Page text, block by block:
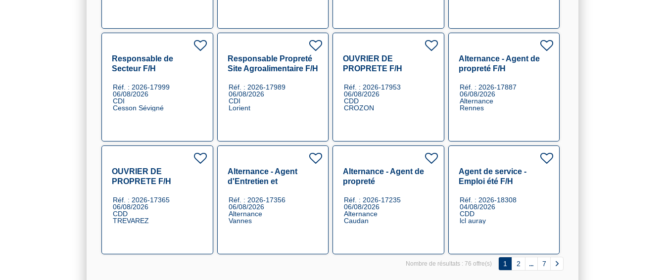
Responsable de
Secteur F/H
Réf. : 2026-17999
06/08/2026
CDI
Cesson Sévigné
Responsable Propreté
Site Agroalimentaire F/H
Réf. : 2026-17989
06/08/2026
CDI
Lorient
OUVRIER DE
PROPRETE F/H
Réf. : 2026-17953
06/08/2026
CDD
CROZON
Alternance - Agent de
propreté F/H
Réf. : 2026-17887
06/08/2026
Alternance
Rennes
OUVRIER DE
PROPRETE F/H
Réf. : 2026-17365
06/08/2026
CDD
TREVAREZ
Alternance - Agent
d'Entretien et
F/H
Réf. : 2026-17356
06/08/2026
Alternance
Vannes
Alternance - Agent de
propreté
Réf. : 2026-17235
06/08/2026
Alternance
Caudan
Agent de service -
Emploi été F/H
Réf. : 2026-18308
04/08/2026
CDD
lcl auray
Nombre de résultats : 76 offre(s) 1 2 7